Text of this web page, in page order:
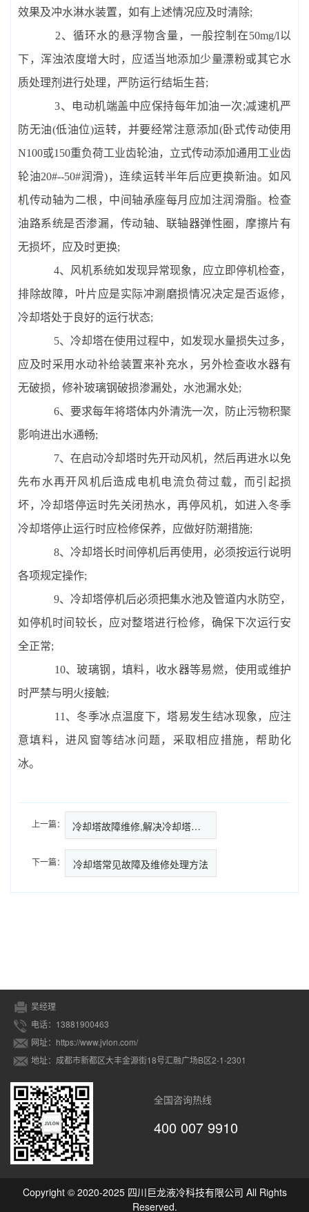
效果及冲水淋水装置，如有上述情况应及时清除;
2、循环水的悬浮物含量，一般控制在50mg/l以
下，浑浊浓度增大时，应适当地添加少量漂粉或其它水
质处理剂进行处理，严防运行结垢生苔;
3、电动机端盖中应保持每年加油一次;减速机严
防无油(低油位)运转，并要经常注意添加(卧式传动使用
N100或150重负荷工业齿轮油，立式传动添加通用工业齿
轮油20#--50#润滑)，连续运转半年后应更换新油。如风
机传动轴为二根，中间轴承座每月应加注润滑脂。检查
油路系统是否渗漏，传动轴、联轴器弹性圈，摩擦片有
无损坏，应及时更换;
4、风机系统如发现异常现象，应立即停机检查，
排除故障，叶片应是实际冲涮磨损情况决定是否返修，
冷却塔处于良好的运行状态;
5、冷却塔在使用过程中，如发现水量损失过多，
应及时采用水动补给装置来补充水，另外检查收水器有
无破损，修补玻璃钢破损渗漏处，水池漏水处;
6、要求每年将塔体内外清洗一次，防止污物积聚
影响进出水通畅;
7、在启动冷却塔时先开动风机，然后再进水以免
先布水再开风机后造成电机电流负荷过载，而引起损
坏，冷却塔停运时先关闭热水，再停风机，如进入冬季
冷却塔停止运行时应检修保养，应做好防潮措施;
8、冷却塔长时间停机后再使用，必须按运行说明
各项规定操作;
9、冷却塔停机后必须把集水池及管道内水防空，
如停机时间较长，应对整塔进行检修，确保下次运行安
全正常;
10、玻璃钢，填料，收水器等易燃，使用或维护
时严禁与明火接触;
11、冬季冰点温度下，塔易发生结冰现象，应注
意填料，进风窗等结冰问题，采取相应措施，帮助化
冰。
上一篇： 冷却塔故障维修,解决冷却塔故障…
下一篇： 冷却塔常见故障及维修处理方法
吴经理
电话：13881900463
网址：https://www.jvlon.com/
地址：成都市新都区大丰金源街18号汇融广场B区2-1-2301
全国咨询热线
400 007 9910
Copyright © 2020-2025 四川巨龙液冷科技有限公司 All Rights
Reserved.